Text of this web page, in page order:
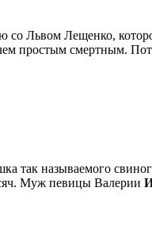
Львом Лещенко,
простым смертным.
так называемого
Муж певицы Валерии